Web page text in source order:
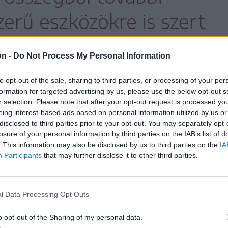
- Do Not Process My Personal Information
opt-out of the sale, sharing to third parties, or processing of your
for targeted advertising by us, please use the below opt-out
selection. Please note that after your opt-out request is processed
interest-based ads based on personal information utilized by us
to third parties prior to your opt-out. You may separately
of your personal information by third parties on the IAB’s list of
This information may also be disclosed by us to third parties on the
Participants that may further disclose it to other third parties.
Data Processing Opt Outs
opt-out of the Sharing of my personal data.
eszközökre is szert
ultrahangkészüléket vásároltak a
három oxigénfejlesztővel és két
betegellátáshoz szükséges
és 20 szakorvosa van. A
szükséges radiológus is rendel a
az új gép azonban lehetővé teszi az